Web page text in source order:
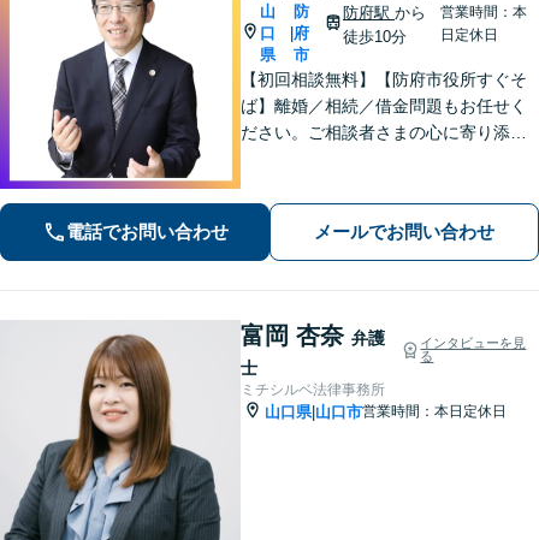
山
口
県
防
府
市
防府駅 から
徒歩10分
営業時間：本
日定休日
【初回相談無料】【防府市役所すぐそ
ば】離婚／相続／借金問題もお任せく
ださい。ご相談者さまの心に寄り添っ
着した事務所です。お気軽にご相談く
電話でお問い合わせ メールでお問い合わせ
富岡 杏奈 弁護
士
インタビューを見
る
ミチシルベ法律事務所
山口県| 山口市営業時間：本日定休日